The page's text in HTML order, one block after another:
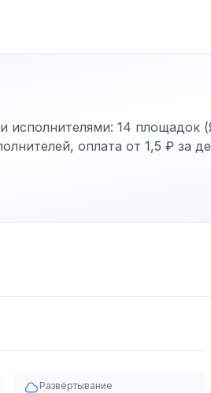
14 площадок
оплата от 1,5 ₽ за
Развёртывание